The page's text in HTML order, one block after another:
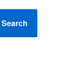
Search